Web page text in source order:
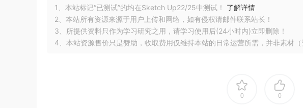
1、本站标记“已测试”的均在Sketch Up22/25中测试！ 了解详情
2、本站所有资源来源于用户上传和网络，如有侵权请邮件联系站长！
3、所提供资料只作为学习研究之用，请学习使用后(24小时内)立即删除！
4、本站资源售价只是赞助，收取费用仅维持本站的日常运营所需，并非素材（
0 0